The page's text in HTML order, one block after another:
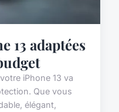
13 adaptées
iPhone 13 va
Que vous
élégant,